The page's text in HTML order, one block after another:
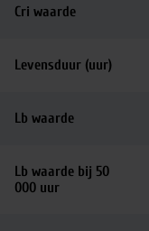
Cri waarde
Levensduur (uur)
Lb waarde
Lb waarde bij 50
000 uur